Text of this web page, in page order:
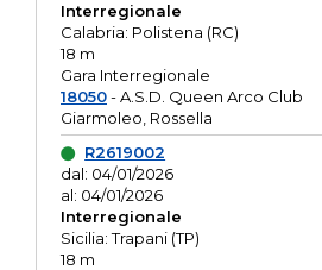
Interregionale
Calabria: Polistena (RC)
18 m
Gara Interregionale
18050- A.S.D. Queen Arco Club
Giarmoleo, Rossella
R2619002
dal: 04/01/2026
al: 04/01/2026
Interregionale
Sicilia: Trapani (TP)
18 m